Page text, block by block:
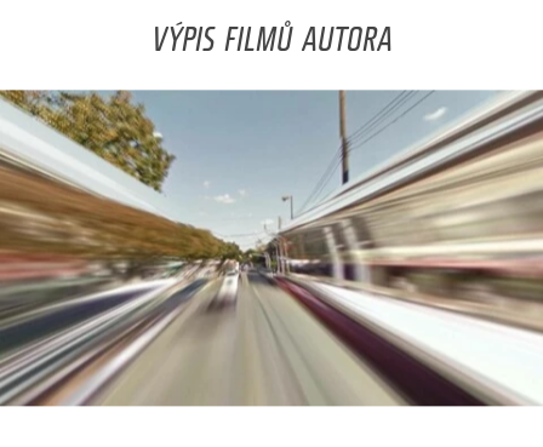
VÝPIS FILMŮ AUTORA